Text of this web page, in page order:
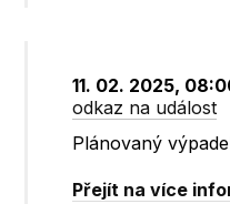
11. 02. 2025,
odkaz na událost
Plánovaný
Přejít na více